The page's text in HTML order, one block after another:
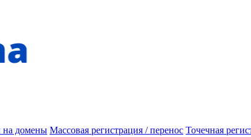
домены Массовая регистрация / перенос Точечная